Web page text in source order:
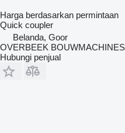
Harga berdasarkan permintaan
Quick coupler
Belanda, Goor
OVERBEEK
Hubungi penjual